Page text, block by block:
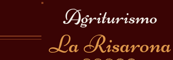
Agriturismo
La Risarona